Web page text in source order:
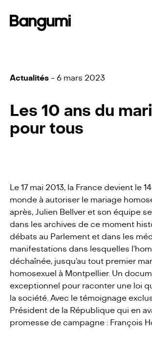
À propos
Branding
Actualités
Contact
Actualités - 6 mars 2023
Les 10 ans du
pour tous
Le 17 mai 2013, la France devient le
monde à autoriser le mariage
après, Julien Bellver et son équipe
dans les archives de ce moment
débats au Parlement et dans les
manifestations dans lesquelles
déchaînée, jusqu’au tout premier
homosexuel à Montpellier. Un
exceptionnel pour raconter une loi
la société. Avec le témoignage
Président de la République qui en
promesse de campagne : François